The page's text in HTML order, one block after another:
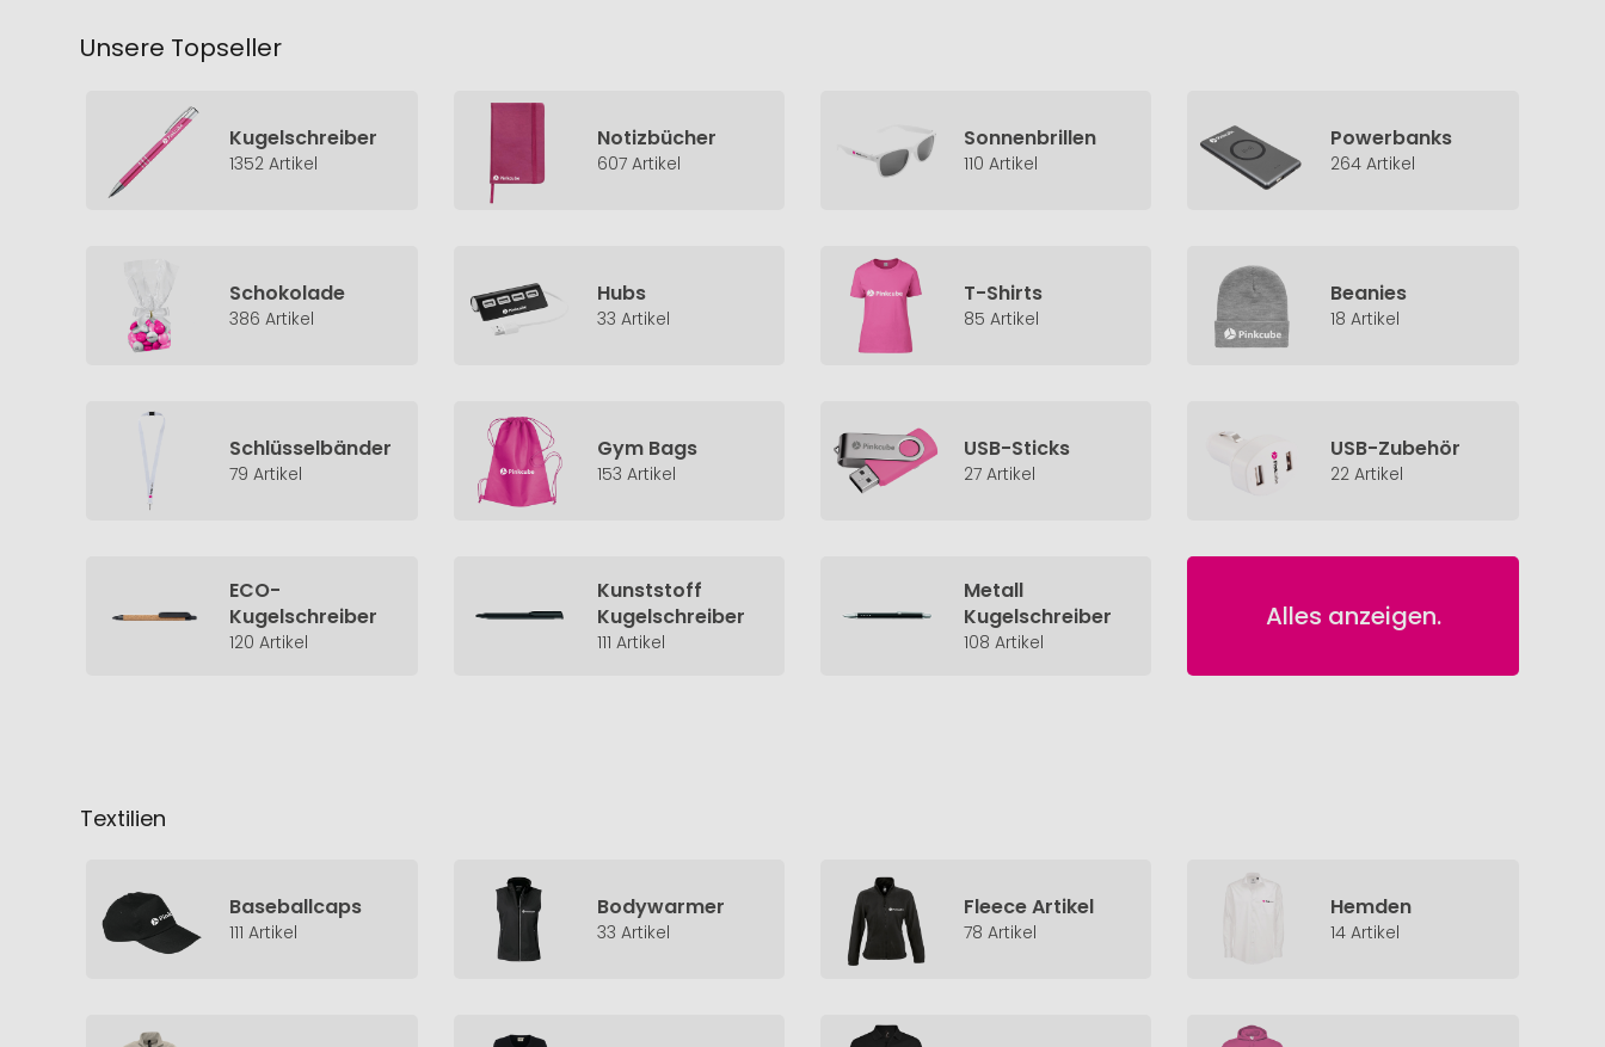
Unsere Topseller
Kugelschreiber
1352 Artikel
Notizbücher
607 Artikel
Sonnenbrillen
110 Artikel
Powerbanks
264 Artikel
Schokolade
386 Artikel
Hubs
33 Artikel
T-Shirts
85 Artikel
Beanies
18 Artikel
Schlüsselbänder
79 Artikel
Gym Bags
153 Artikel
USB-Sticks
27 Artikel
USB-Zubehör
22 Artikel
ECO-
Kugelschreiber
120 Artikel
Kunststoff
Kugelschreiber
111 Artikel
Metall
Kugelschreiber
108 Artikel
Alles anzeigen.
Textilien
Baseballcaps
111 Artikel
Bodywarmer
33 Artikel
Fleece Artikel
78 Artikel
Hemden
14 Artikel